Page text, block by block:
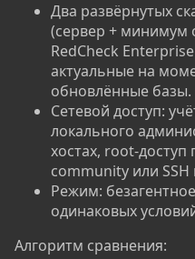
Два развёрнутых
(сервер + минимум
RedCheck
актуальные на
обновлённые базы.
Сетевой доступ:
локального
хостах, root-доступ
community или
Режим:
одинаковых
Алгоритм сравнения: